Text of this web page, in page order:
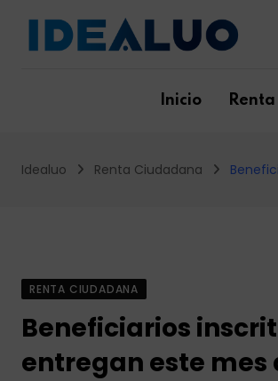
content
Inicio
Idealuo Renta Ciudadana
RENTA CIUDADANA
Beneficiarios
entregan este mes